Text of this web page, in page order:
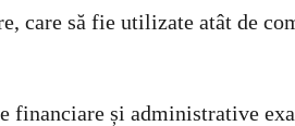
care să fie utilizate atât de
financiare și administrative